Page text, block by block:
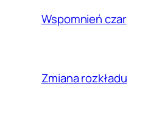
Wspomnień czar
Zmiana rozkładu